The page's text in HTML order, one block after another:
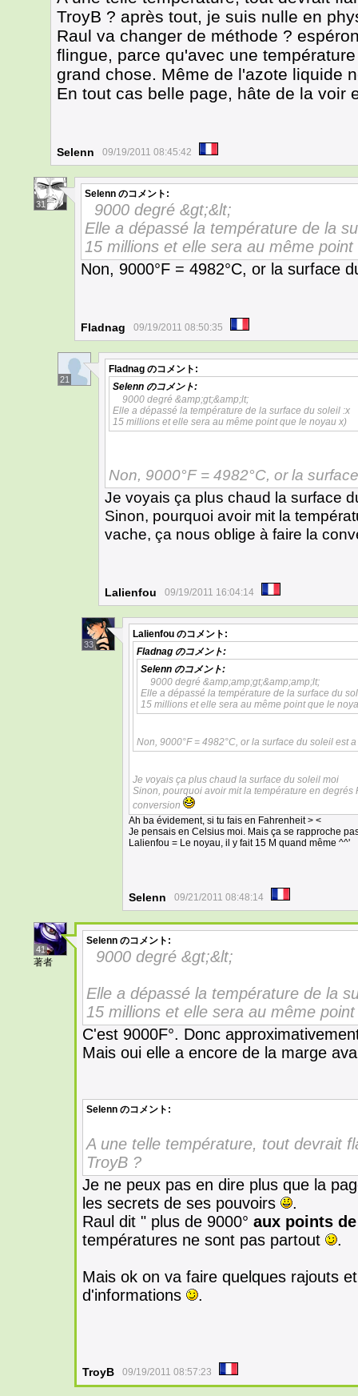
TroyB ? après tout, je suis nulle en
Raul va changer de méthode ?
flingue, parce qu'avec une
grand chose. Même de l'azote liquide
En tout cas belle page, hâte de la voir
Selenn 09/19/2011 08:45:42
31
Selenn のコメント:
9000 degré &gt;&lt;
Elle a dépassé la température de la
15 millions et elle sera au même
Non, 9000°F = 4982°C, or la surface
Fladnag 09/19/2011 08:50:35
21
Fladnag のコメント:
Selenn のコメント:
9000 degré &amp;gt;&amp;lt;
Elle a dépassé la température de la surface du soleil :x
15 millions et elle sera au même point que le noyau x)
Non, 9000°F = 4982°C, or la
Je voyais ça plus chaud la surface
Sinon, pourquoi avoir mit la
vache, ça nous oblige à faire la
Lalienfou 09/19/2011 16:04:14
33
Lalienfou のコメント:
Fladnag のコメント:
Selenn のコメント:
9000 degré &amp;amp;gt;&amp;amp;lt;
Elle a dépassé la température de la surface du
15 millions et elle sera au même point que le
Non, 9000°F = 4982°C, or la surface du soleil est
Je voyais ça plus chaud la surface du soleil moi
Sinon, pourquoi avoir mit la température en
conversion
Ah ba évidement, si tu fais en Fahrenheit > <
Je pensais en Celsius moi. Mais ça se rapproche
Lalienfou = Le noyau, il y fait 15 M quand même ^^'
Selenn 09/21/2011 08:48:14
41
著者
Selenn のコメント:
9000 degré &gt;&lt;
Elle a dépassé la température de la
15 millions et elle sera au même
C'est 9000F°. Donc
Mais oui elle a encore de la marge
Selenn のコメント:
A une telle température, tout devrait
TroyB ?
Je ne peux pas en dire plus que la
les secrets de ses pouvoirs
.
Raul dit " plus de 9000° aux points
températures ne sont pas partout
.
Mais ok on va faire quelques rajouts
d'informations
.
TroyB 09/19/2011 08:57:23